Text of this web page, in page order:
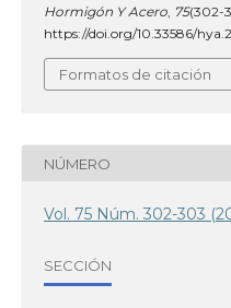
Hormigón Y Acero, 75(302-
https://doi.org/10.33586/
Formatos de citación
NÚMERO
Vol. 75 Núm. 302-303
SECCIÓN